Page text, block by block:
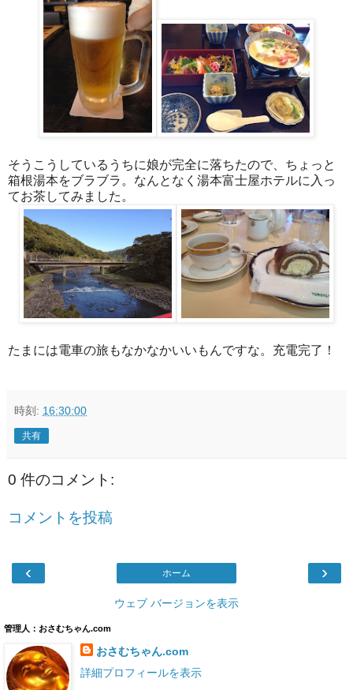
そうこうしているうちに娘が完全に落ちたので、ちょっと
箱根湯本をブラブラ。なんとなく湯本富士屋ホテルに入っ
てお茶してみました。
たまには電車の旅もなかなかいいもんですな。充電完了！
時刻: 16:30:00
共有
0 件のコメント:
コメントを投稿
‹ ›
ホーム
ウェブ バージョンを表示
管理人：おさむちゃん.com
おさむちゃん.com
詳細プロフィールを表示